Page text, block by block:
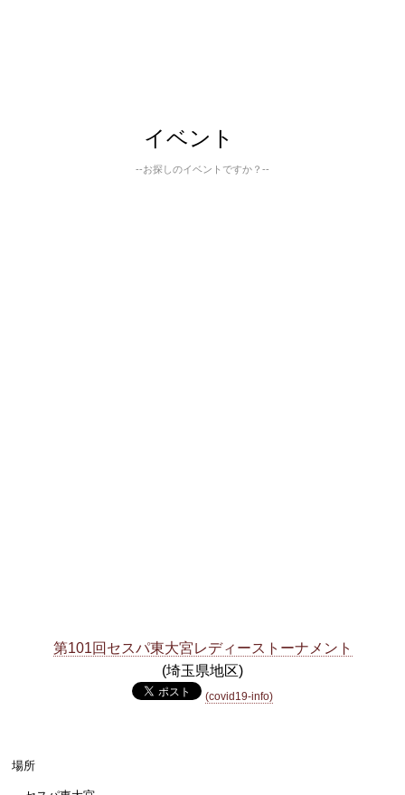
イベント
--お探しのイベントですか？--
第101回セスパ東大宮レディーストーナメント
(埼玉県地区)
(covid19-info)
場所